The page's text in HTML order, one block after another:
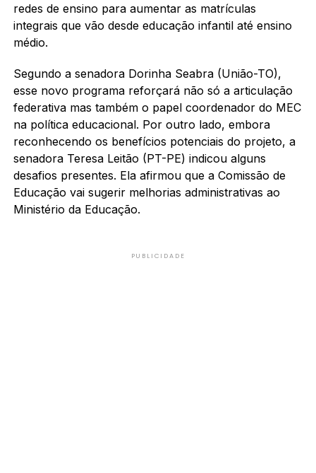
redes de ensino para aumentar as matrículas
integrais que vão desde educação infantil até ensino
médio.
Segundo a senadora Dorinha Seabra (União-TO),
esse novo programa reforçará não só a articulação
federativa mas também o papel coordenador do MEC
na política educacional. Por outro lado, embora
reconhecendo os benefícios potenciais do projeto, a
senadora Teresa Leitão (PT-PE) indicou alguns
desafios presentes. Ela afirmou que a Comissão de
Educação vai sugerir melhorias administrativas ao
Ministério da Educação.
PUBLICIDADE